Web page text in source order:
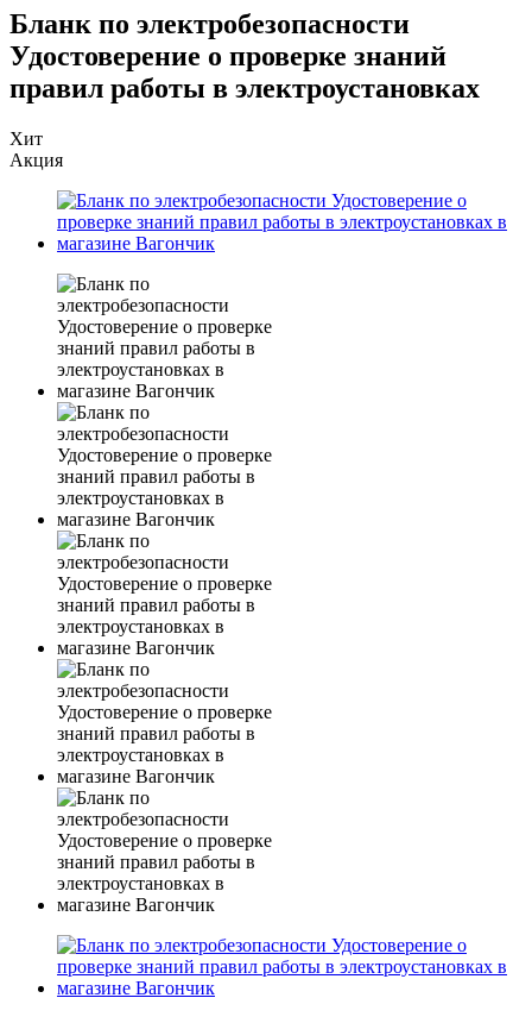
Бланк по электробезопасности
Удостоверение о проверке знаний
правил работы в электроустановках
Хит
Акция